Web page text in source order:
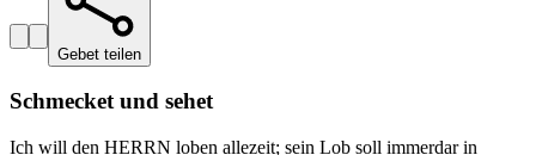
Gebet teilen
Schmecket und sehet
Ich will den HERRN loben allezeit; sein Lob soll immerdar in